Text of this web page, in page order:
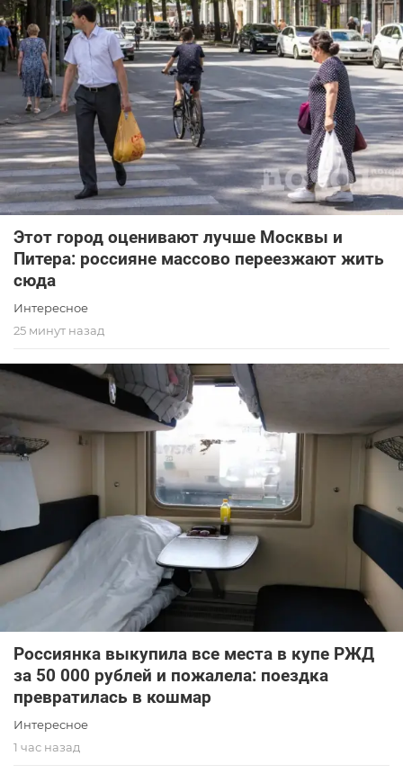
Этот город оценивают лучше Москвы и
Питера: россияне массово переезжают жить
сюда
Интересное
25 минут назад
Россиянка выкупила все места в купе РЖД
за 50 000 рублей и пожалела: поездка
превратилась в кошмар
Интересное
1 час назад